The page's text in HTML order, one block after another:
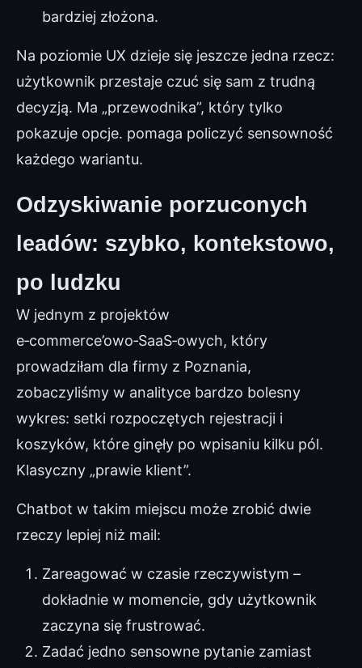
bardziej złożona.
Na poziomie UX dzieje się jeszcze jedna rzecz:
użytkownik przestaje czuć się sam z trudną
decyzją. Ma „przewodnika”, który tylko
pokazuje opcje. pomaga policzyć sensowność
każdego wariantu.
Odzyskiwanie porzuconych
leadów: szybko, kontekstowo,
po ludzku
W jednym z projektów
e‑commerce’owo‑SaaS‑owych, który
prowadziłam dla firmy z Poznania,
zobaczyliśmy w analityce bardzo bolesny
wykres: setki rozpoczętych rejestracji i
koszyków, które ginęły po wpisaniu kilku pól.
Klasyczny „prawie klient”.
Chatbot w takim miejscu może zrobić dwie
rzeczy lepiej niż mail:
Zareagować w czasie rzeczywistym –
dokładnie w momencie, gdy użytkownik
zaczyna się frustrować.
Zadać jedno sensowne pytanie zamiast